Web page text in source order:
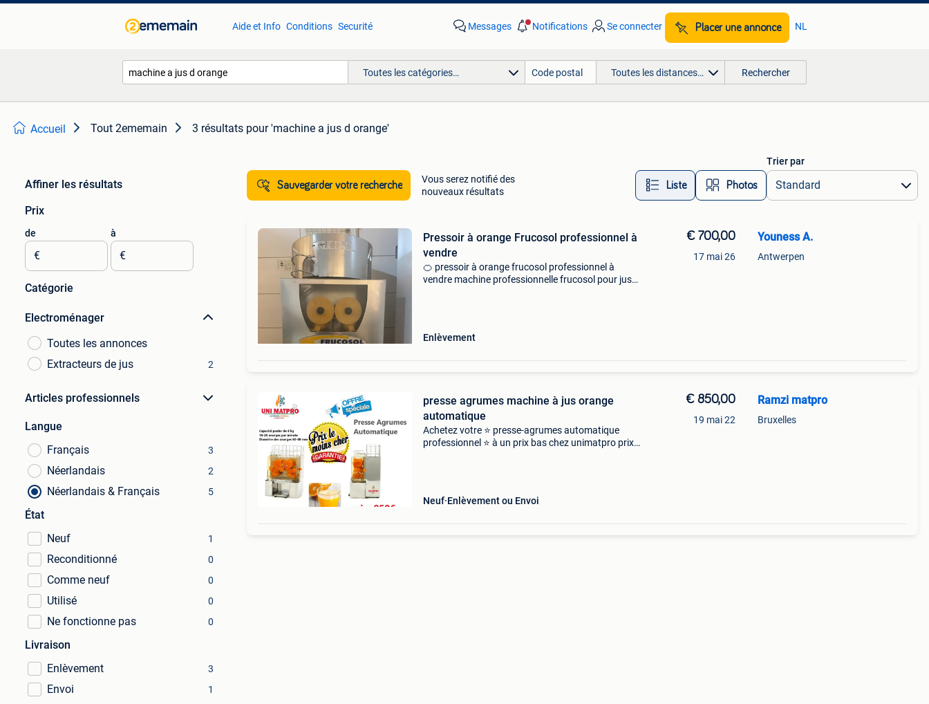
Aide et Info Conditions Securité Messages Notifications Se connecter Placer une annonce NL
Toutes les catégories… Toutes les distances… Rechercher
Accueil Tout 2ememain 3 résultats pour 'machine a jus d orange'
Affiner les résultats
Prix
de
€
à
€
Catégorie
Electroménager
Toutes les annonces
Extracteurs de jus
2
Articles professionnels
Langue
Français
3
Néerlandais 2
Néerlandais & Français 5
État
Neuf
1
Reconditionné 0
Comme neuf 0
Utilisé 0
Ne fonctionne pas 0
Livraison
Enlèvement
3
Envoi 1
Sauvegarder votre recherche
Vous serez notifié des
nouveaux résultats
Liste Photos
Trier par
Pressoir à orange Frucosol professionnel à
vendre
🍊 pressoir à orange frucosol professionnel à
vendre machine professionnelle frucosol pour jus
Enlèvement
€ 700,00
17 mai 26
Youness A.
Antwerpen
presse agrumes machine à jus orange
automatique
Achetez votre ⭐ presse-agrumes automatique
professionnel ⭐ à un prix bas chez unimatpro prix
Neuf Enlèvement ou Envoi
€ 850,00
19 mai 22
Ramzi matpro
Bruxelles